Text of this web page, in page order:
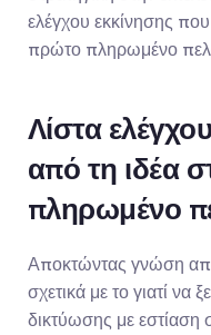
ελέγχου εκκίνησης
πρώτο πληρωμένο
Λίστα
από τη ιδέα
πληρωμένο
Αποκτώντας γνώση
σχετικά με το γιατί να
δικτύωσης με